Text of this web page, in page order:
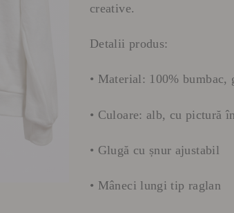
creative.
Detalii produs:
• Material: 100% bumbac,
• Culoare: alb, cu pictură
• Glugă cu șnur ajustabil
• Mâneci lungi tip raglan